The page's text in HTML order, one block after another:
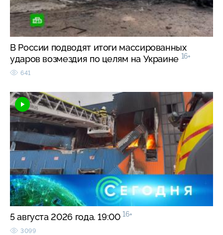
В России подводят итоги массированных
ударов возмездия по целям на Украине 16+
641
5 августа 2026 года. 19:00 16+
3099